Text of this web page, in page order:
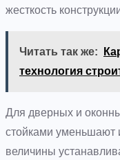
жесткость
Читать так же:
технология
Для дверных и
стойками уменьшают
величины